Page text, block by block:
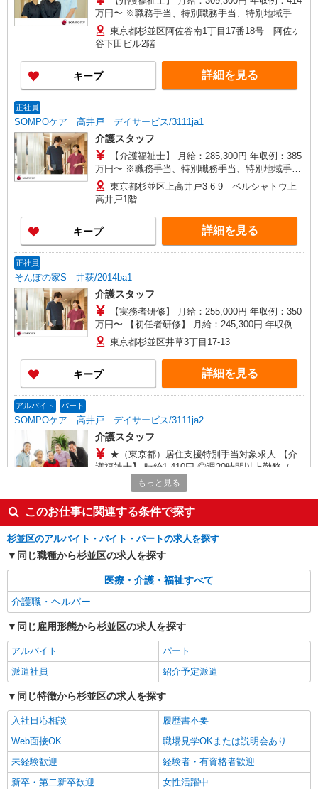
万円〜 ※職務手当、特別職務手当、特別地域手
当、（東京都）居住支援特別手当、働きがい向上
手当、日祝手当（月平均2回分）、在宅手当（月平
均20回分）等、毎月平均的に支払われる手当を含
みます。 ■深夜勤手当別途支給：4,000円/回 ◎残
業時は別途時間外手当支給（超過1分〜） ◎居住
支援特別手当は勤続5年目までの方はさらに1万円
年支給
東京都杉並区阿佐谷南1丁目17番18号 阿佐ヶ
谷下田ビル2階
キープ 詳細を見る
正社員
SOMPOケア 高井戸 デイサービス/3111ja1
介護スタッフ
【介護福祉士】 月給：285,300円 年収例：385
万円〜 ※職務手当、特別職務手当、特別地域手
当、（東京都）居住支援特別手当、働きがい向上
手当含む ※居住支援特別手当は勤続5年目までの
方はさらに1万円支給（再入社は除く） ◎賞与：
基本給2.08ヶ月分/年支給 ◎残業時は別途時間外手
当支給（超過1分〜）
東京都杉並区上高井戸3-6-9 ベルシャトウ上
高井戸1階
キープ 詳細を見る
正社員
そんぽの家S 井荻/2014ba1
介護スタッフ
【実務者研修】 月給：255,000円 年収例：350
万円〜 【初任者研修】 月給：245,300円 年収例：
335万円〜 ※職務手当、（東京都）居住支援特別
手当、日祝手当（月平均2回分）、夜勤手当（月平
均5回分）等、毎月平均的に支払われる手当を含み
ます。 ※居住支援特別手当は勤続5年目までの方
はさらに1万円支給（再入社は除く） ◎賞与：基
支給（超過1分〜）
東京都杉並区井草3丁目17-13
キープ 詳細を見る
アルバイト パート
SOMPOケア 高井戸 デイサービス/3111ja2
介護スタッフ
★（東京都）居住支援特別手当対象求人 【介
護福祉士】 時給1,410円 ◎週20時間以上勤務（社
保加入者）の場合は時給1,460円 【実務者研修・
初任者研修（ヘルパー1級・2級）・無資格】 時給
1,330円 ◎週20時間以上勤務（社保加入者）の場
合は時給1,380円 ※居住支援特別手当は勤続5年目
までの方はさらに時給＋50円（再入社者は除く）
東京都杉並区上高井戸3-6-9 ベルシャトウ上
高井戸1階
詳細を見る
正社員
そんぽの家S 井荻/2014ba1
介護スタッフ
【介護福祉士】 月給：339,300円 年収例：450
万円〜 ※職務手当、特別職務手当、特別地域手
当、（東京都）居住支援特別手当、特別夜勤手
当、日祝手当（月平均2回分）、夜勤手当（月平均
5回分）等、毎月平均的に支払われる手当を含みま
す。 ※居住支援特別手当は勤続5年目までの方は
給2.08ヶ月分/年支給 ◎残業時は別途時間外手当支
給（超過1分〜）
東京都杉並区井草3丁目17-13
詳細を見る
アルバイト パート
SOMPOケア 杉並 訪問介護/4022cc3
登録ヘルパー
時給：1,320円 ーーーーーーー 【資格取得
東京都杉並区阿佐谷南1丁目17番18号 阿佐ヶ
もっと見る
このお仕事に関連する条件で探す
杉並区のアルバイト・バイト・パートの求人を探す
同じ職種から杉並区の求人を探す
医療・介護・福祉すべて
介護職・ヘルパー
同じ雇用形態から杉並区の求人を探す
アルバイト
パート
派遣社員
紹介予定派遣
同じ特徴から杉並区の求人を探す
入社日応相談
履歴書不要
Web面接OK
職場見学OKまたは説明会あり
未経験歓迎
経験者・有資格者歓迎
新卒・第二新卒歓迎
女性活躍中